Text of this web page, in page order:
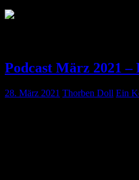
Podcast März 2021 –
28. März 2021 Thorben Doll Ein